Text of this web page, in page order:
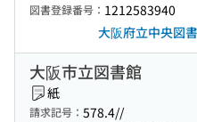
図書登録番号： 1212583940
大阪府立中央図
大阪市立図書館
紙
請求記号： 578.4//